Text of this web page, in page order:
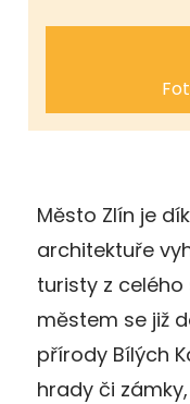
Město Zlín je
architektuře
turisty z celého
městem se již
přírody Bílých
hrady či